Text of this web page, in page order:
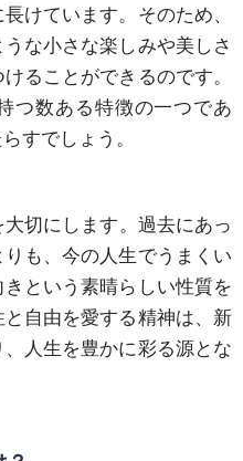
けています。そのため、
な小さな楽しみや美しさ
ることができるのです。
つ数ある特徴の一つであ
すでしょう。
切にします。過去にあっ
も、今の人生でうまくい
という素晴らしい性質を
自由を愛する精神は、新
人生を豊かに彩る源とな